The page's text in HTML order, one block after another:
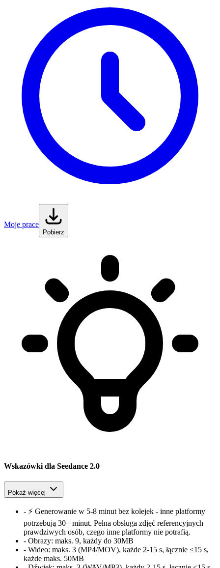
Moje prace
Pobierz
Wskazówki dla Seedance 2.0
Pokaż więcej
- ⚡ Generowanie w 5-8 minut bez kolejek - inne platformy
potrzebują 30+ minut. Pełna obsługa zdjęć referencyjnych
prawdziwych osób, czego inne platformy nie potrafią.
- Obrazy: maks. 9, każdy do 30MB
- Wideo: maks. 3 (MP4/MOV), każde 2-15 s, łącznie ≤15 s,
każde maks. 50MB